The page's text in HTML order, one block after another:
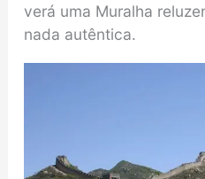
verá uma Muralha
nada autêntica.